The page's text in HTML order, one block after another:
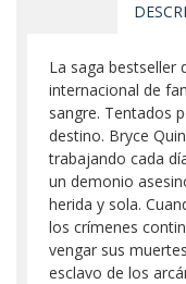
La saga bestseller
internacional de
sangre. Tentados
destino. Bryce
trabajando cada
un demonio
herida y sola.
los crímenes
vengar sus
esclavo de los